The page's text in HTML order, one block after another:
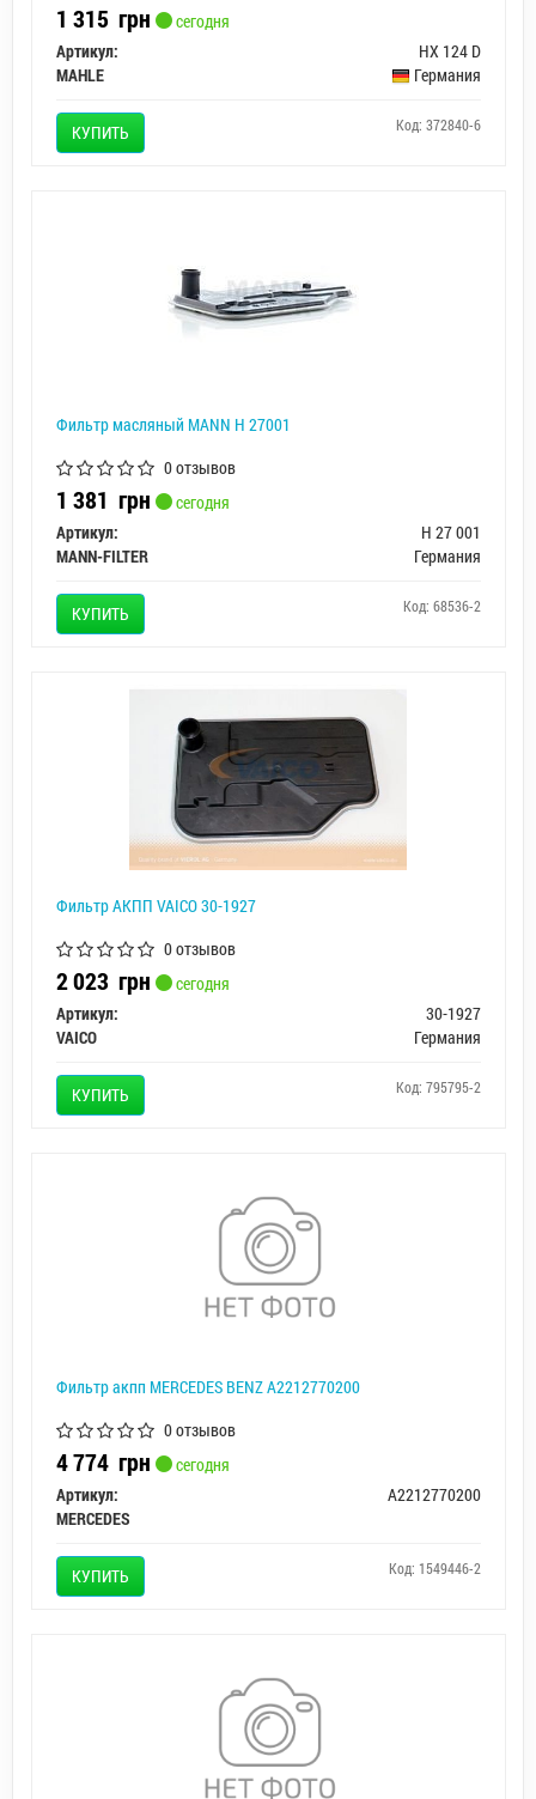
1 315 грн
сегодня
Артикул:
HX 124 D
MAHLE
Германия
КУПИТЬ Код: 372840-6
Фильтр масляный MANN H 27001
0 отзывов
1 381 грн
сегодня
Артикул:
H 27 001
MANN-FILTER
Германия
КУПИТЬ Код: 68536-2
Фильтр АКПП VAICO 30-1927
0 отзывов
2 023 грн
сегодня
Артикул:
30-1927
VAICO
Германия
КУПИТЬ Код: 795795-2
Фильтр акпп MERCEDES BENZ A2212770200
0 отзывов
4 774 грн
сегодня
Артикул:
A2212770200
MERCEDES
КУПИТЬ Код: 1549446-2